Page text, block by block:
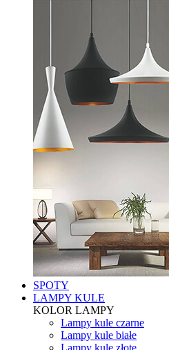
SPOTY
LAMPY KULE
KOLOR LAMPY
Lampy kule czarne
Lampy kule białe
Lampy kule złote